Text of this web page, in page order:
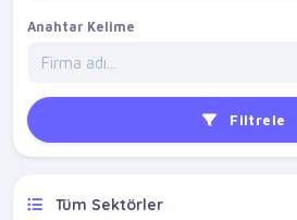
Anahtar Kelime
Filtrele
Tüm Sektörler